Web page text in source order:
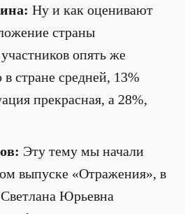
Ну и как оценивают
страны
опять же
стране средней, 13%
прекрасная, а 28%,
Эту тему мы начали
выпуске «Отражения», в
Юрьевна